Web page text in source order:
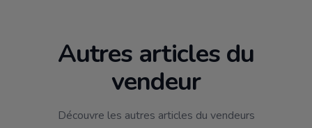
Autres articles du
vendeur
Découvre les autres articles du vendeurs